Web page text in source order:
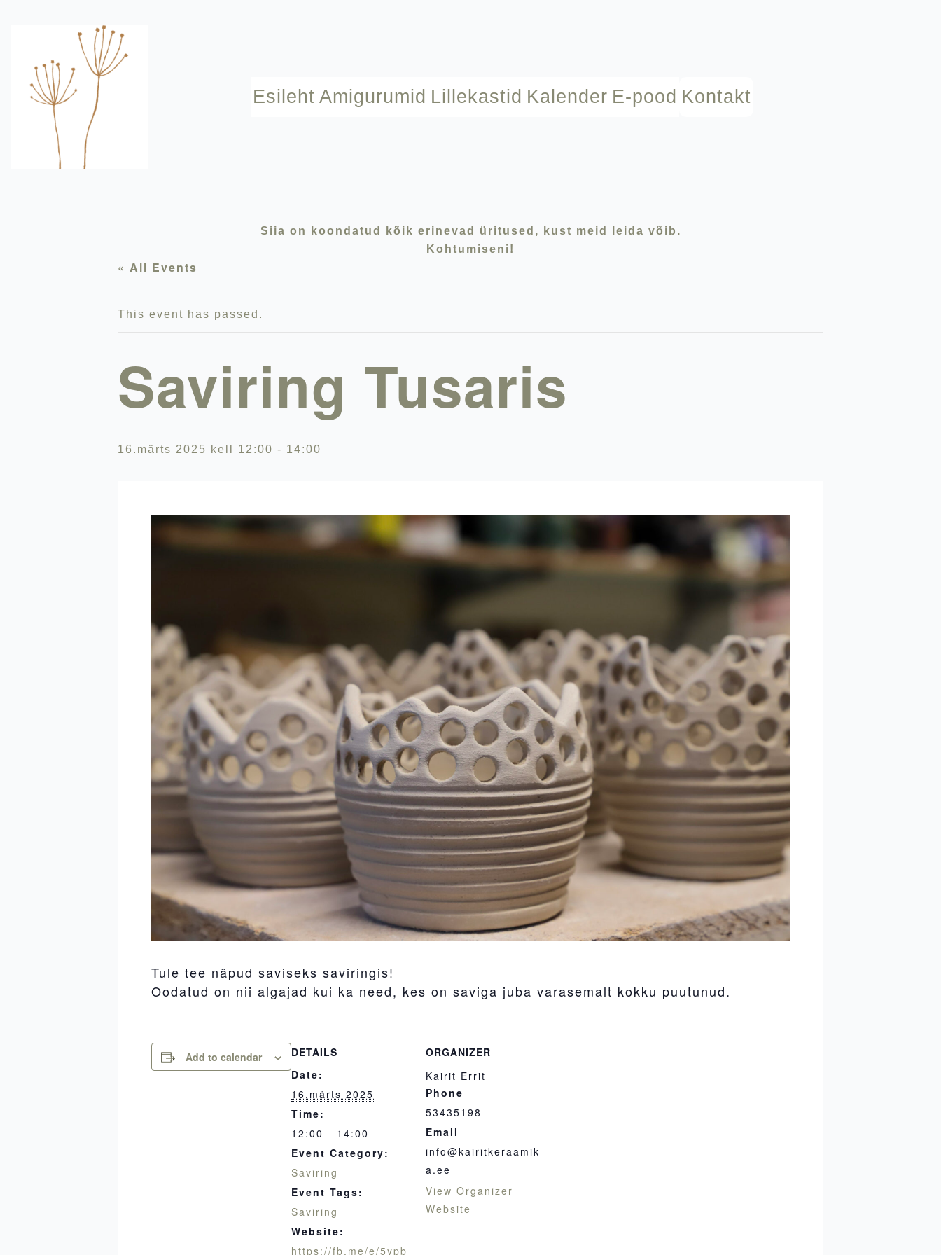
Esileht Amigurumid Lillekastid Kalender E-pood Kontakt
Siia on koondatud kõik erinevad üritused, kust meid leida võib.
Kohtumiseni!
« All Events
This event has passed.
Saviring Tusaris
16.märts 2025 kell 12:00 - 14:00
Tule tee näpud saviseks saviringis!
Oodatud on nii algajad kui ka need, kes on saviga juba varasemalt kokku puutunud.
Add to calendar
DETAILS
Date:
16.märts 2025
Time:
12:00 - 14:00
Event Category:
Saviring
Event Tags:
Saviring
Website:
https://fb.me/e/5ypb
ORGANIZER
Kairit Errit
Phone
53435198
Email
info@kairitkeraamik
a.ee
View Organizer
Website